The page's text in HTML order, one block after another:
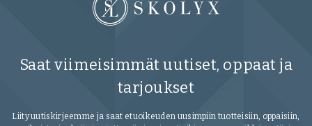
Saat viimeisimmät uutiset, oppaat ja
tarjoukset
Liity uutiskirjeemme ja saat etuoikeuden uusimpiin tuotteisiin, oppaisiin,